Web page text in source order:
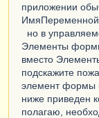
приложении
но в
Элементы
вместо
подскажите
элемент формы
ниже приведен
полагаю,